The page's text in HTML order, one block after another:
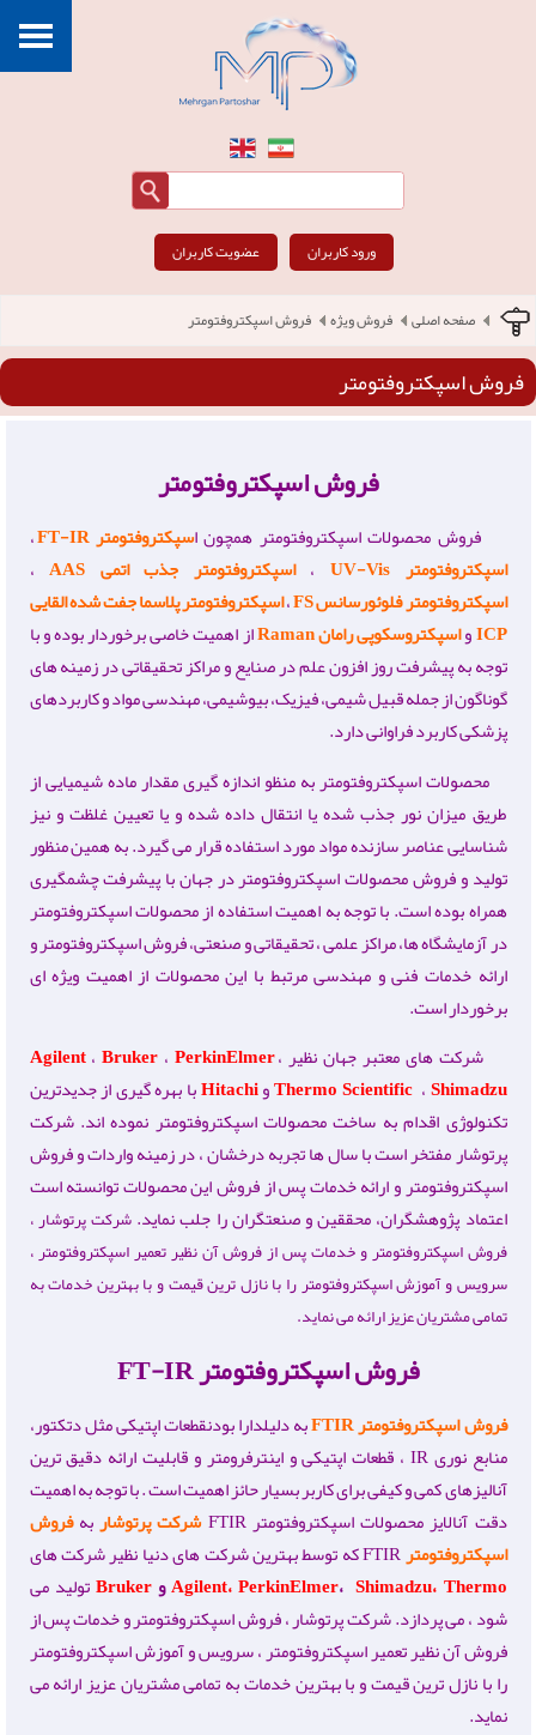
ورود کاربران عضویت کاربران
صفحه اصلی فروش ویژه فروش اسپکتروفتومتر
فروش اسپکتروفتومتر
فروش اسپکتروفتومتر
فروش محصولات اسپکتروفتومتر همچون اسپکتروفتومتر FT-IR
،
اسپکتروفتومتر UV-Vis
،اسپکتروفتومتر جذب اتمی AAS
،
اسپکتروفتومتر فلوئورسانس FS
،اسپکتروفتومتر پلاسما جفت شده القایی
ICPواسپکتروسکوپی رامان Raman
از اهمیت خاصی برخوردار بوده و با
توجه به پیشرفت روز افزون علم در صنایع و مراکز تحقیقاتی در زمینه های
گوناگون از جمله قبیل شیمی، فیزیک، بیوشیمی، مهندسی مواد و کاربردهای
پزشکی کاربرد فراوانی دارد.
محصولات اسپکتروفتومتر به منظو اندازه گیری مقدار ماده شیمیایی از
طریق میزان نور جذب شده یا انتقال داده شده و یا تعیین غلظت و نیز
شناسایی عناصر سازنده مواد مورد استفاده قرار می گیرد. به همین منظور
تولید و فروش محصولات اسپکتروفتومتر در جهان با پیشرفت چشمگیری
همراه بوده است. با توجه به اهمیت استفاده از محصولات اسپکتروفتومتر
در آزمایشگاه ها، مراکز علمی ، تحقیقاتی و صنعتی، فروش اسپکتروفتومتر و
ارائه خدمات فنی و مهندسی مرتبط با این محصولات از اهمیت ویژه ای
برخوردار است.
شرکت های معتبر جهان نظیر
Agilent،Bruker ،PerkinElmer،
Thermo Scientific،Shimadzu وHitachiبا بهره گیری از جدیدترین
تکنولوژی اقدام به ساخت محصولات اسپکتروفتومتر نموده اند. شرکت
پرتوشار مفتخر است با سال ها تجربه درخشان ، در زمینه واردات و فروش
اسپکتروفتومتر و ارائه خدمات پس از فروش این محصولات توانسته است
اعتماد پژوهشگران، محققین و صنعتگران را جلب نماید.شرکت پرتوشار ،
فروش اسپکتروفتومتر و خدمات پس از فروش آن نظیر تعمیر اسپکتروفتومتر ،
سرویس و آموزش اسپکتروفتومتر را با نازل ترین قیمت و با بهترین خدمات به
تمامی مشتریان عزیز ارائه می نماید.
فروش اسپکتروفتومتر FT-IR
فروش اسپکتروفتومترFTIRبه دلیلدارا بودنقطعات اپتیکی مثل دتکتور،
منابع نوری IR ، قطعات اپتیکی و اینترفرومتر و قابلیت ارائه دقیق ترین
آنالیزهای کمی و کیفی برای کاربر بسیار حائز اهمیت است . با توجه به اهمیت
دقت آنالایز محصولات اسپکتروفتومتر FTIR
شرکت پرتوشاربهفروش
اسپکتروفتومتر
Agilent،PerkinElmer، Shimadzu، Thermo وBrukerتولید می
شود ، می پردازد.شرکت پرتوشار ، فروش اسپکتروفتومتر و خدمات پس از
فروش آن نظیر تعمیر اسپکتروفتومتر ، سرویس و آموزش اسپکتروفتومتر
را با نازل ترین قیمت و با بهترین خدمات به تمامی مشتریان عزیز ارائه می
نماید.